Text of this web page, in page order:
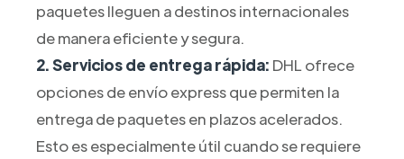
paquetes lleguen a destinos internacionales
de manera eficiente y segura.
2. Servicios de entrega rápida: DHL ofrece
opciones de envío express que permiten la
entrega de paquetes en plazos acelerados.
Esto es especialmente útil cuando se requiere